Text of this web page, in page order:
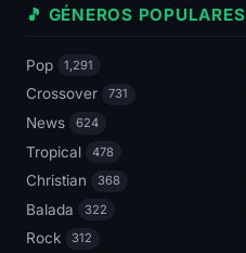
🎵 GÉNEROS POPULARES
Pop 1,291
Crossover 731
News 624
Tropical 478
Christian 368
Balada 322
Rock 312